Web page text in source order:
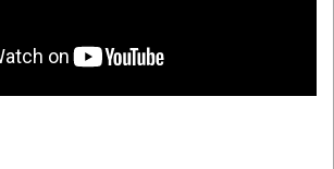
の服が消えるバグが発生「丸裸に
マワリ全部喰った」 郡山布引風